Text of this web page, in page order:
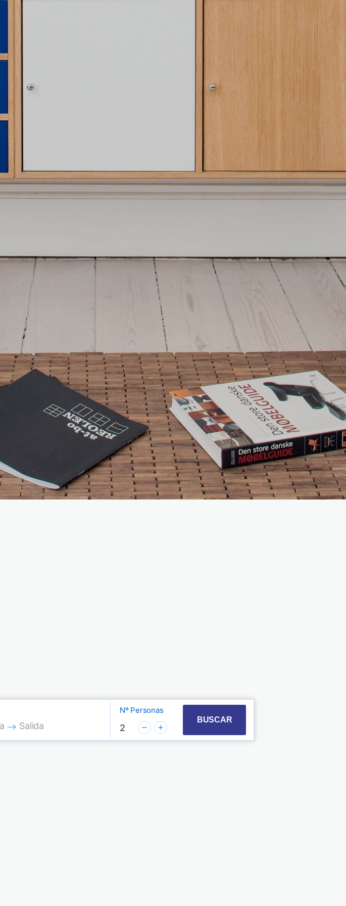
down arrow key to interact with the calendar and select a date. Press the
Press the down arrow key to interact with the calendar and select a date.
Salida
Nº Personas
2
BUSCAR